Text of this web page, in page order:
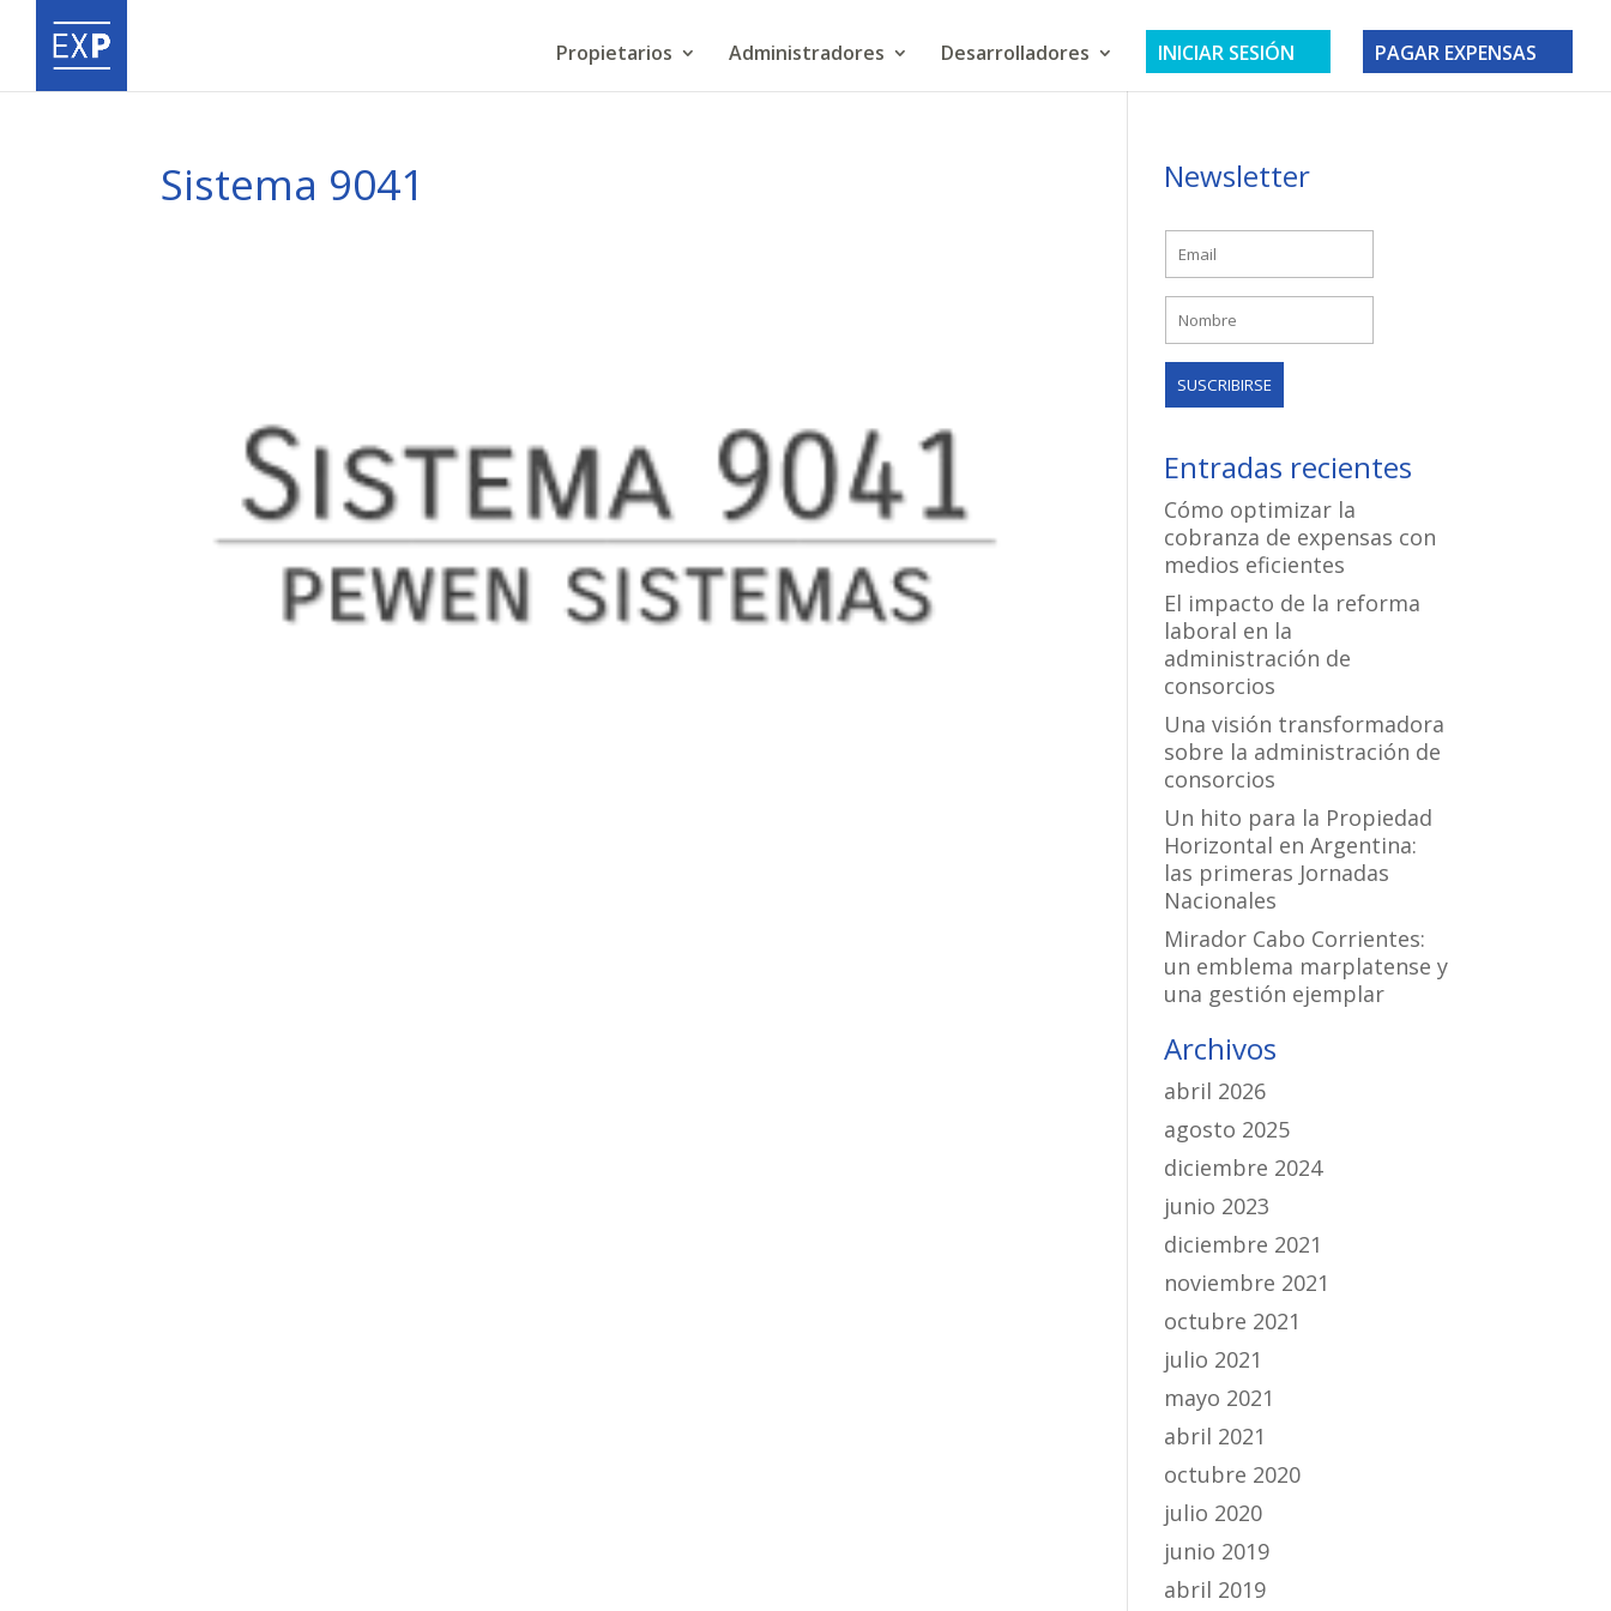
Propietarios Administradores Desarrolladores INICIAR SESIÓN PAGAR EXPENSAS
Sistema 9041 Newsletter
Entradas recientes
Cómo optimizar la
cobranza de expensas con
medios eficientes
El impacto de la reforma
laboral en la
administración de
consorcios
Una visión transformadora
sobre la administración de
consorcios
Un hito para la Propiedad
Horizontal en Argentina:
las primeras Jornadas
Nacionales
Mirador Cabo Corrientes:
un emblema marplatense y
una gestión ejemplar
Archivos
abril 2026
agosto 2025
diciembre 2024
junio 2023
diciembre 2021
noviembre 2021
octubre 2021
julio 2021
mayo 2021
abril 2021
octubre 2020
julio 2020
junio 2019
abril 2019